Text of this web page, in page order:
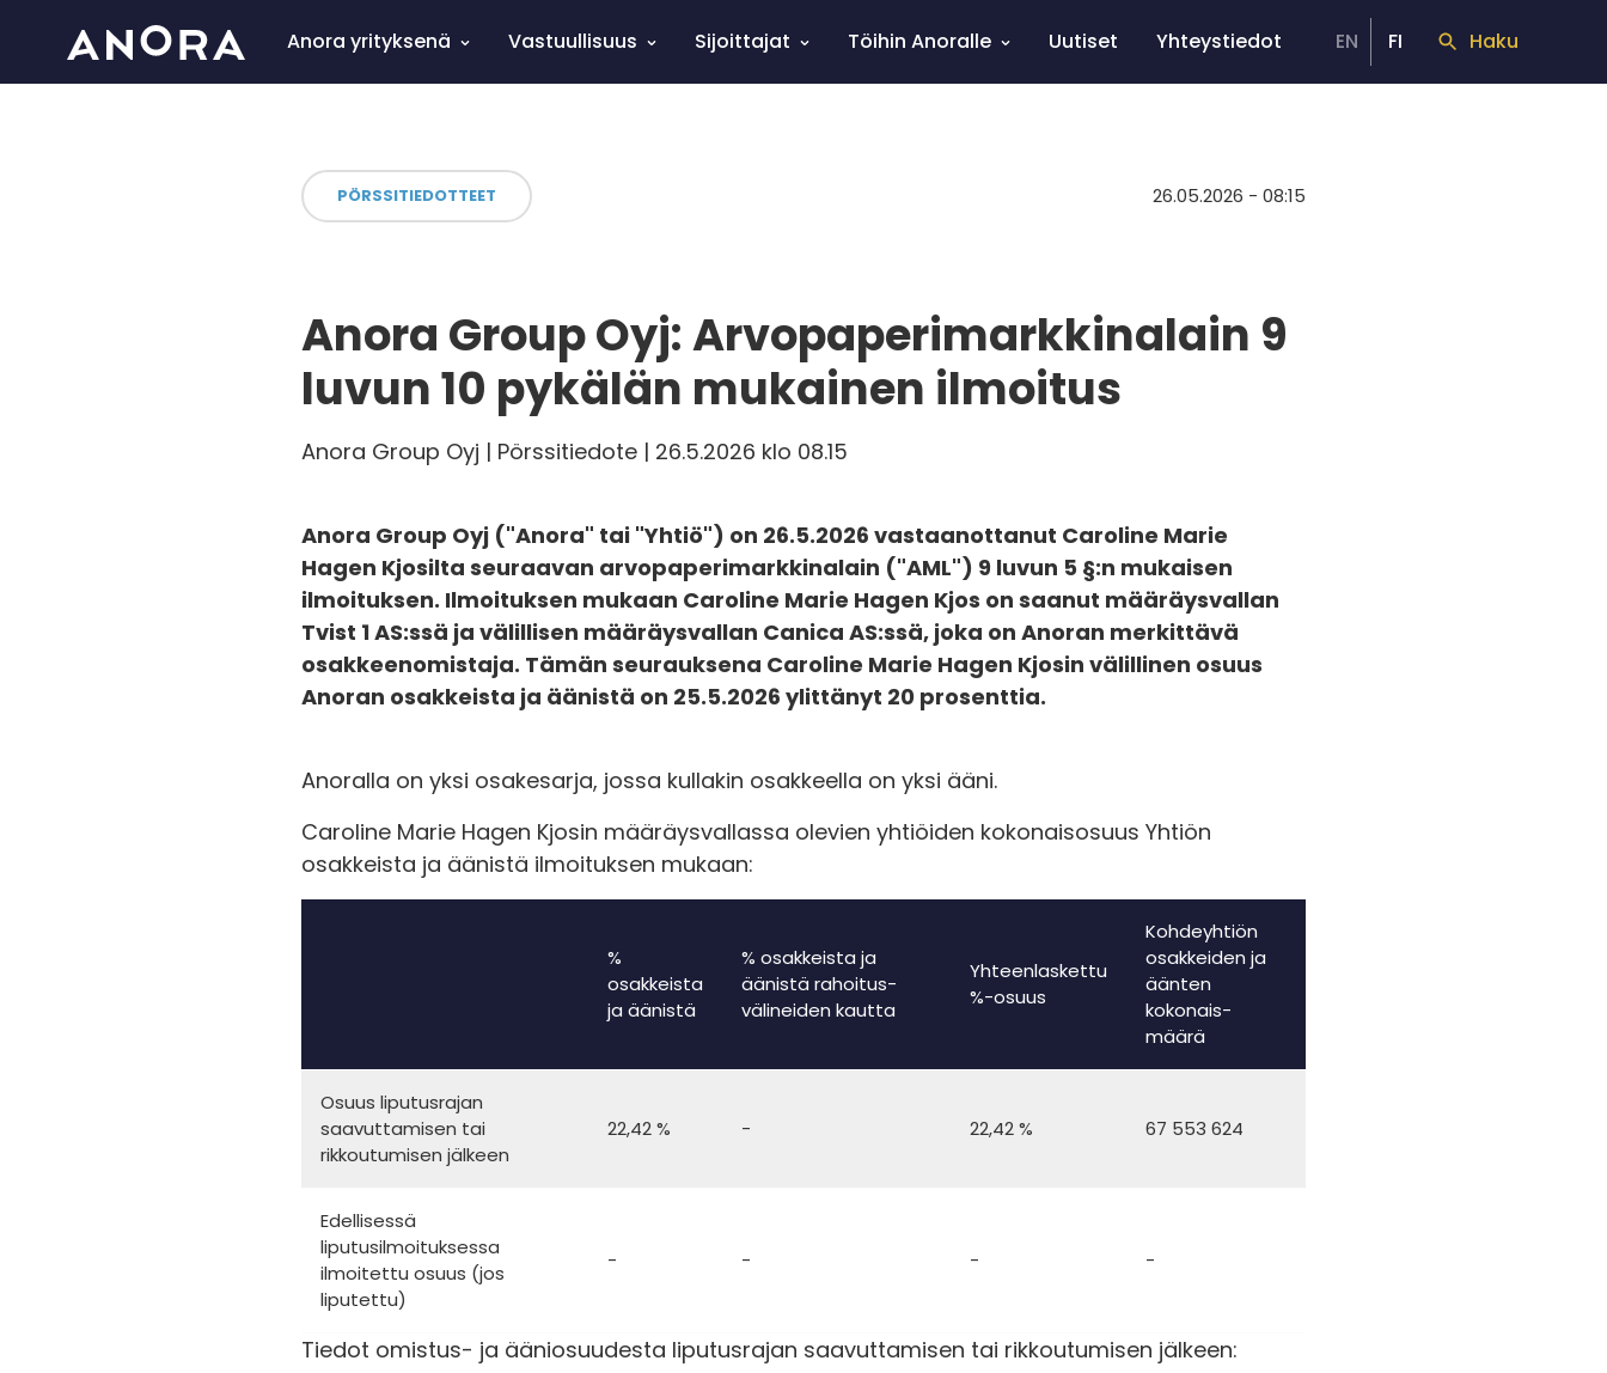
Anora yrityksenä Vastuullisuus Sijoittajat Töihin Anoralle Uutiset Yhteystiedot EN FI Haku
PÖRSSITIEDOTTEET 26.05.2026 - 08:15
Anora Group Oyj: Arvopaperimarkkinalain 9
luvun 10 pykälän mukainen ilmoitus
Anora Group Oyj | Pörssitiedote | 26.5.2026 klo 08.15
Anora Group Oyj ("Anora" tai "Yhtiö") on 26.5.2026 vastaanottanut Caroline Marie
Hagen Kjosilta seuraavan arvopaperimarkkinalain ("AML") 9 luvun 5 §:n mukaisen
ilmoituksen. Ilmoituksen mukaan Caroline Marie Hagen Kjos on saanut määräysvallan
Tvist 1 AS:ssä ja välillisen määräysvallan Canica AS:ssä, joka on Anoran merkittävä
osakkeenomistaja. Tämän seurauksena Caroline Marie Hagen Kjosin välillinen osuus
Anoran osakkeista ja äänistä on 25.5.2026 ylittänyt 20 prosenttia.
Anoralla on yksi osakesarja, jossa kullakin osakkeella on yksi ääni.
Caroline Marie Hagen Kjosin määräysvallassa olevien yhtiöiden kokonaisosuus Yhtiön
osakkeista ja äänistä ilmoituksen mukaan:
%
osakkeista
ja äänistä
% osakkeista ja
äänistä rahoitus-
välineiden kautta
Yhteenlaskettu
%-osuus
Kohdeyhtiön
osakkeiden ja
äänten
kokonais-
määrä
Osuus liputusrajan
saavuttamisen tai
rikkoutumisen jälkeen
22,42 % - 22,42 % 67 553 624
Edellisessä
liputusilmoituksessa
ilmoitettu osuus (jos
liputettu)
- - - -
Tiedot omistus- ja ääniosuudesta liputusrajan saavuttamisen tai rikkoutumisen jälkeen: